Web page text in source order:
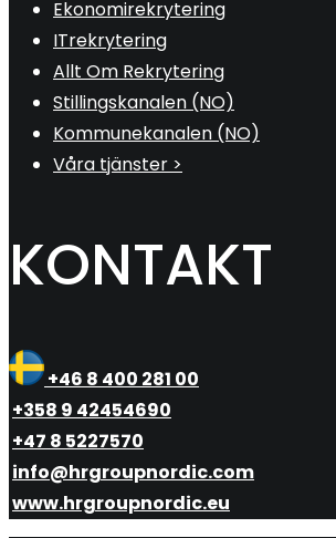
Ekonomirekrytering
ITrekrytering
Allt Om Rekrytering
Stillingskanalen (NO)
Kommunekanalen (NO)
Våra tjänster >
KONTAKT
+46 8 400 281 00
+358 9 42454690
+47 8 5227570
info@hrgroupnordic.com
www.hrgroupnordic.eu